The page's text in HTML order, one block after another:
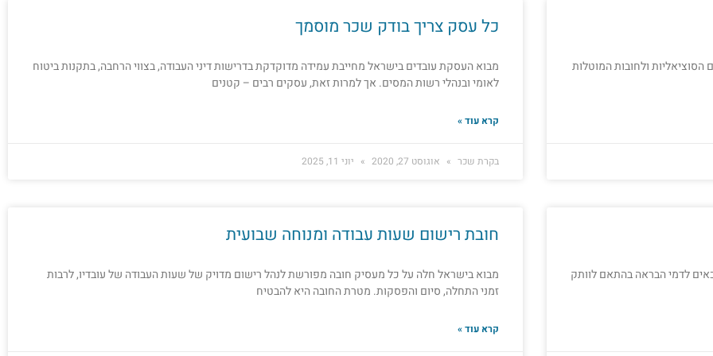
הסוציאליות ולחובות המוטלות
כל עסק צריך בודק שכר מוסמך
מבוא העסקת עובדים בישראל מחייבת עמידה מדוקדקת בדרישות דיני העבודה, בצווי הרחבה, בתקנות ביטוח
לאומי ובנהלי רשות המסים. אך למרות זאת, עסקים רבים – קטנים
קרא עוד »
בקרת שכר אוגוסט 27, 2020 יוני 11, 2025
עבודתם זכאים לדמי הבראה בהתאם לוותק
חובת רישום שעות עבודה ומנוחה שבועית
מבוא בישראל חלה על כל מעסיק חובה מפורשת לנהל רישום מדויק של שעות העבודה של עובדיו, לרבות
זמני התחלה, סיום והפסקות. מטרת החובה היא להבטיח
קרא עוד »